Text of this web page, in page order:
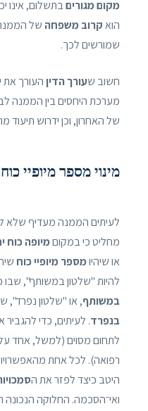
מקום מגוריםבתשלום, אינו
הואקרוב משפחה של
שמורשים לכך.
חשוב שעורך הדין העורך את
מערכת היחסים בין הממנה
של האחרון, וכן ידרוש תיעוד
מינוי מספר מיופיי כוח
לעיתים הממנה מעדיף שלא
מחליט כי במקוםמיופה כוח
או שיהיומספר מיופיי כוח
להיות "שלטון במשותף",
במשותף, או "שלטון נפרד",
בנפרד. לעיתים, כדי להגביר
לתחום מסוים (למשל, אחד על
רפואה). לכל אחת
היטב כיצד לפזר את ה
ואי־הסכמה. החלוקה